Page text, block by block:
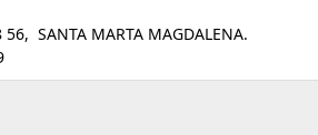
56, SANTA MARTA MAGDALENA.